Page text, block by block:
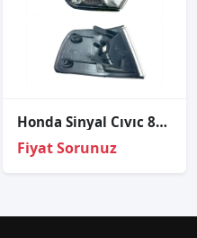
Honda Sinyal Cıvıc 89-90 Sol (Beyaz)
Fiyat Sorunuz